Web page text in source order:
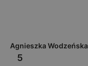
Agnieszka Wodzeńska
5